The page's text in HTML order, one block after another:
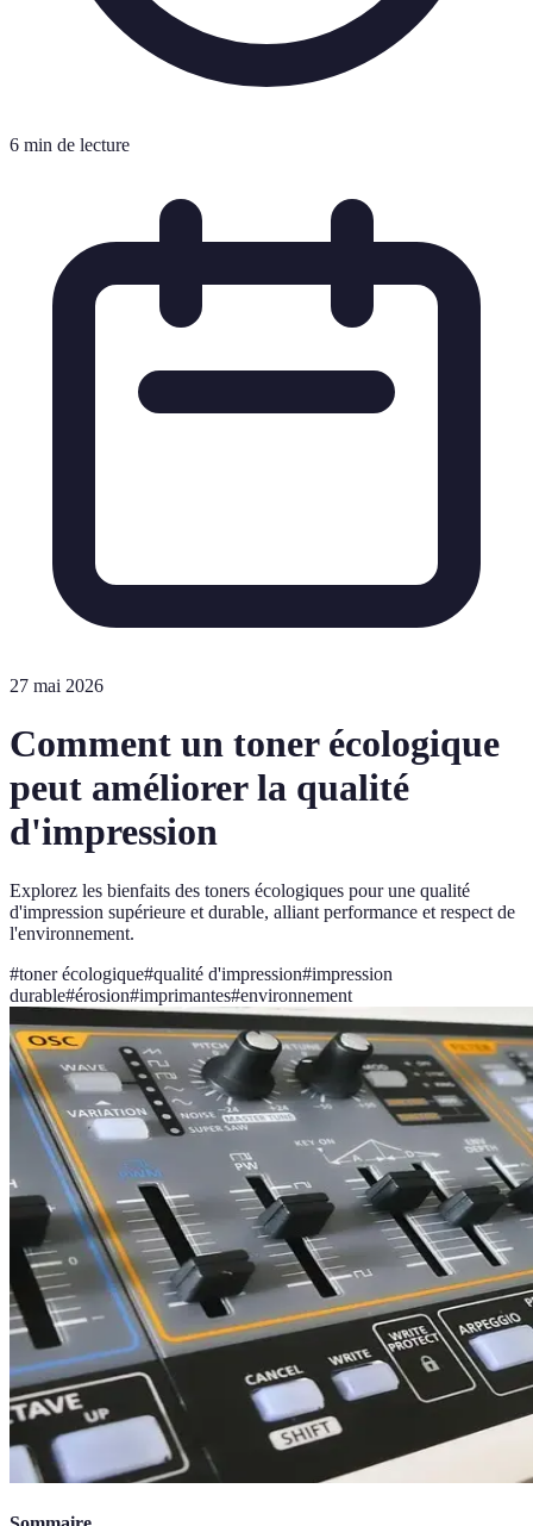
6 min de lecture
27 mai 2026
Comment un toner écologique
peut améliorer la qualité
d'impression
Explorez les bienfaits des toners écologiques pour une qualité
d'impression supérieure et durable, alliant performance et respect de
l'environnement.
#toner écologique#qualité d'impression#impression
durable#érosion#imprimantes#environnement